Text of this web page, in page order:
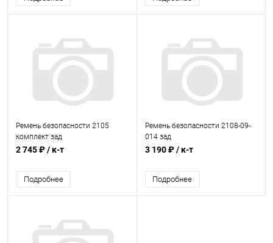
Ремень безопасности 2105
комплект зад
2 745 ₽/ к-т
Подробнее
Ремень безопасности 2108-09-
014 зад
3 190 ₽/ к-т
Подробнее